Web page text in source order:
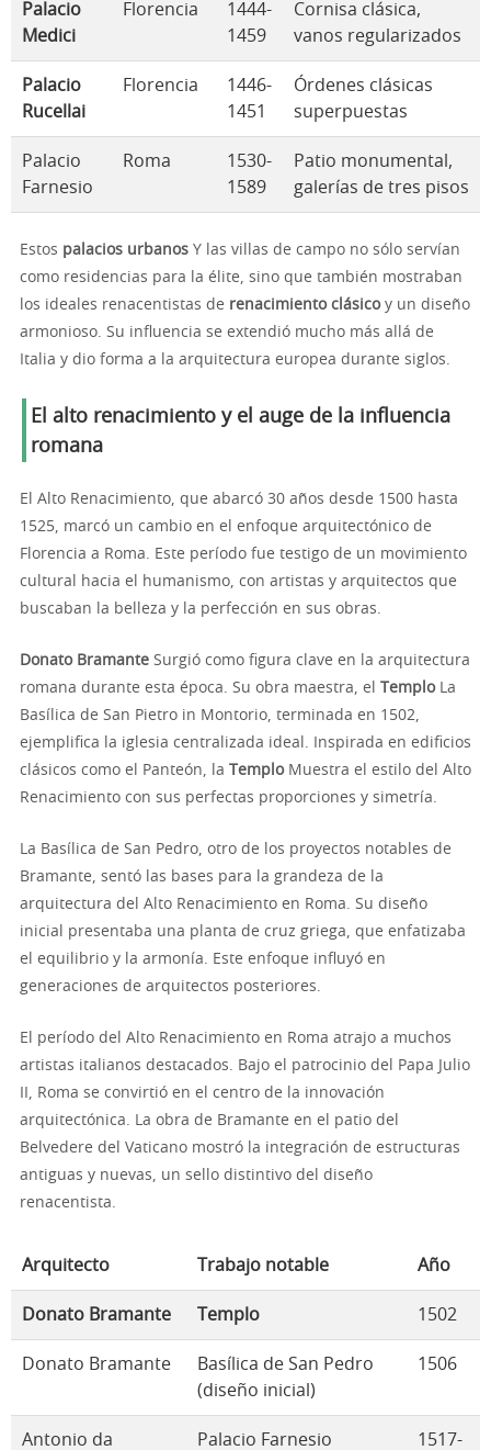
Palacio
Medici
Florencia
1444-
1459
Cornisa clásica,
vanos regularizados
Palacio
Rucellai
Florencia
1446-
1451
Órdenes clásicas
superpuestas
Palacio
Farnesio
Roma
1530-
1589
Patio monumental,
galerías de tres pisos
Estos palacios urbanos Y las villas de campo no sólo servían
como residencias para la élite, sino que también mostraban
los ideales renacentistas de renacimiento clásicoy un diseño
armonioso. Su influencia se extendió mucho más allá de
Italia y dio forma a la arquitectura europea durante siglos.
El alto renacimiento y el auge de la influencia
romana
El Alto Renacimiento, que abarcó 30 años desde 1500 hasta
1525, marcó un cambio en el enfoque arquitectónico de
Florencia a Roma. Este período fue testigo de un movimiento
cultural hacia el humanismo, con artistas y arquitectos que
buscaban la belleza y la perfección en sus obras.
Donato Bramante Surgió como figura clave en la arquitectura
romana durante esta época. Su obra maestra, el
TemploLa
Basílica de San Pietro in Montorio, terminada en 1502,
ejemplifica la iglesia centralizada ideal. Inspirada en edificios
clásicos como el Panteón, la
TemploMuestra el estilo del Alto
Renacimiento con sus perfectas proporciones y simetría.
La Basílica de San Pedro, otro de los proyectos notables de
Bramante, sentó las bases para la grandeza de la
arquitectura del Alto Renacimiento en Roma. Su diseño
inicial presentaba una planta de cruz griega, que enfatizaba
el equilibrio y la armonía. Este enfoque influyó en
generaciones de arquitectos posteriores.
El período del Alto Renacimiento en Roma atrajo a muchos
artistas italianos destacados. Bajo el patrocinio del Papa Julio
II, Roma se convirtió en el centro de la innovación
arquitectónica. La obra de Bramante en el patio del
Belvedere del Vaticano mostró la integración de estructuras
antiguas y nuevas, un sello distintivo del diseño
renacentista.
Arquitecto Trabajo notable Año
Donato Bramante Templo 1502
Donato Bramante
Basílica de San Pedro
(diseño inicial)
1506
Antonio da
Palacio Farnesio
1517-